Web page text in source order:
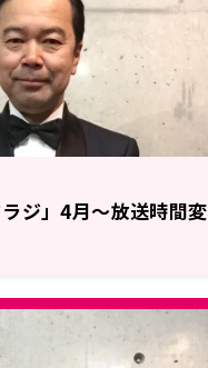
ラジ」4月～放送時間変